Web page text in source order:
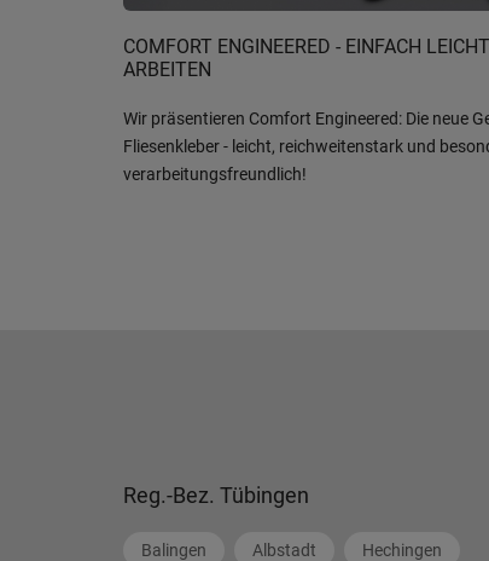
COMFORT ENGINEERED - EINFACH
ARBEITEN
Wir präsentieren Comfort Engineered: Die neue
Fliesenkleber - leicht, reichweitenstark und
verarbeitungsfreundlich!
Reg.-Bez. Tübingen
Balingen Albstadt Hechingen